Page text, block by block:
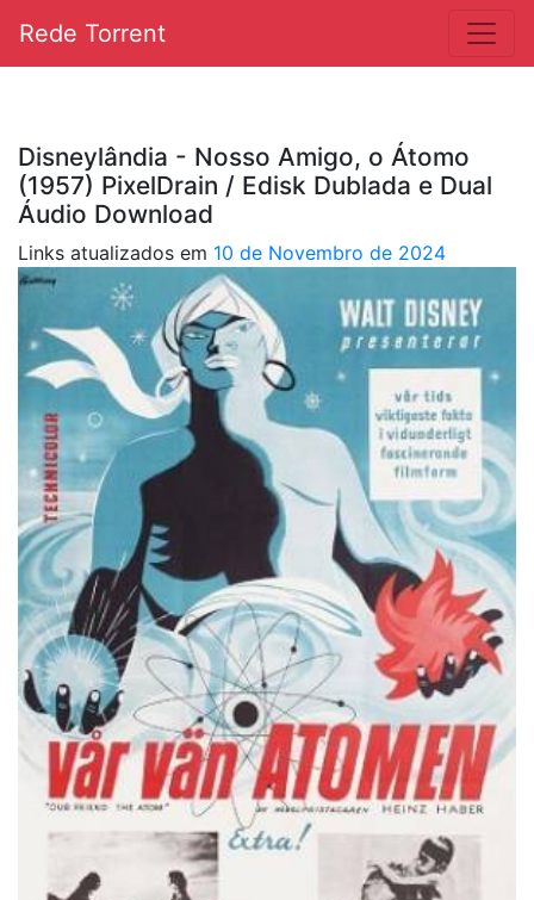
Rede Torrent
Disneylândia - Nosso Amigo, o Átomo
(1957) PixelDrain / Edisk Dublada e Dual
Áudio Download
Links atualizados em 10 de Novembro de 2024